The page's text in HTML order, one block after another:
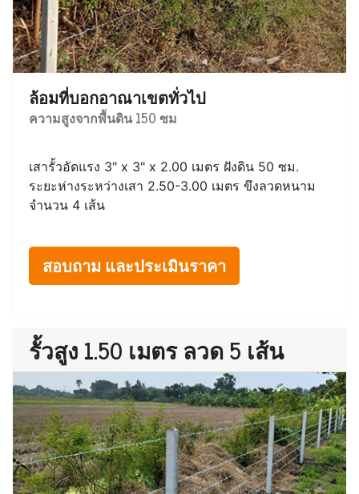
ล้อมที่บอกอาณาเขตทั่วไป
ความสูงจากพื้นดิน 150 ซม
เสารั้วอัดแรง 3" x 3" x 2.00 เมตร ฝังดิน 50 ซม.
ระยะห่างระหว่างเสา 2.50-3.00 เมตร ขึงลวดหนาม
จำนวน 4 เส้น
สอบถาม และประเมินราคา
รั้วสูง 1.50 เมตร ลวด 5 เส้น